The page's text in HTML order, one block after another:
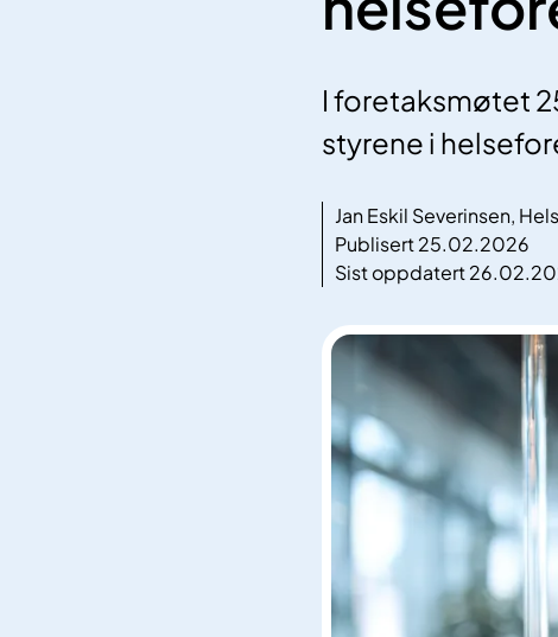
I foretaksmøtet
styrene i
Jan Eskil Severinsen,
Publisert 25.02.2026
Sist oppdatert